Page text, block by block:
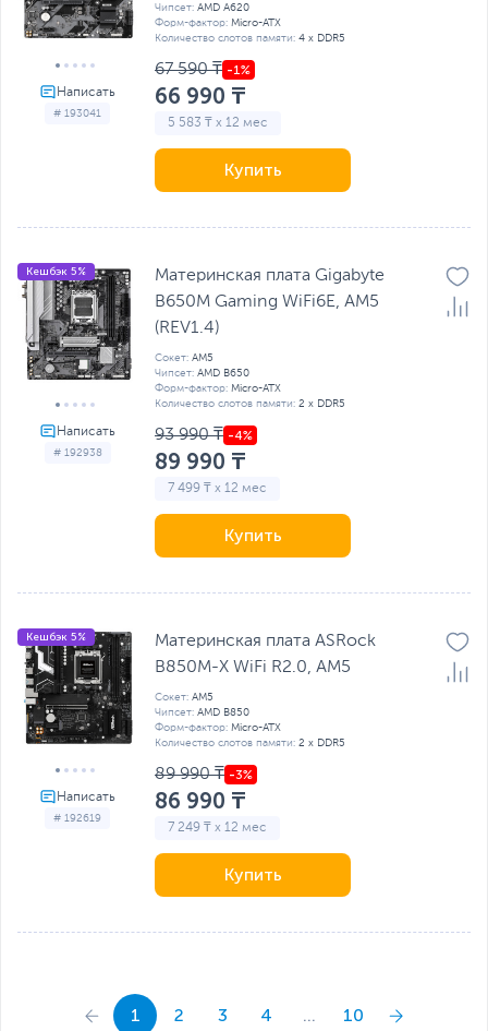
# 193041
Чипсет: AMD A620
Форм-фактор: Micro-ATX
Количество слотов памяти: 4 x DDR5
67 590 ₸
66 990 ₸
5 583 ₸ x 12 мес
Купить
# 192938
Кешбэк 5%
Материнская плата Gigabyte
B650M Gaming WiFi6E, AM5
(REV1.4)
Сокет: AM5
Чипсет: AMD B650
Форм-фактор: Micro-ATX
Количество слотов памяти: 2 x DDR5
93 990 ₸
89 990 ₸
7 499 ₸ x 12 мес
Купить
# 192619
Кешбэк 5%
Материнская плата ASRock
B850M-X WiFi R2.0, AM5
Сокет: AM5
Чипсет: AMD B850
Форм-фактор: Micro-ATX
Количество слотов памяти: 2 x DDR5
89 990 ₸
86 990 ₸
7 249 ₸ x 12 мес
Купить
1 2 3 4 ... 10